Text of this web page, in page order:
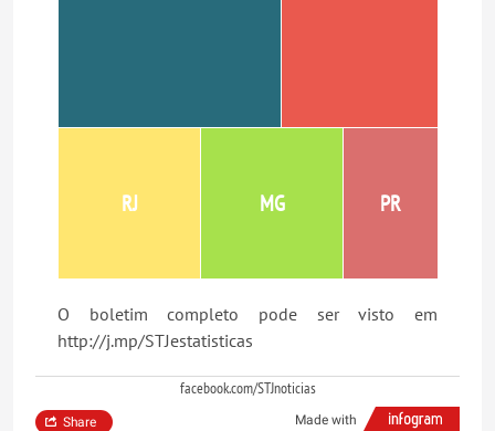
RJ MG PR
O boletim completo pode ser visto em
http://j.mp/STJestatisticas
facebook.com/STJnoticias
Made with
Share